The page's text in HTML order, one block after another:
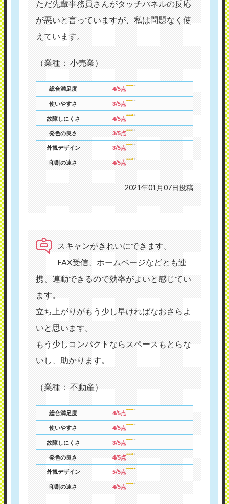
ただ先輩事務員さんがタッチパネルの反応
が悪いと言っていますが、私は問題なく使
えています。
（業種： 小売業）
総合満足度 4/5点
使いやすさ 3/5点
故障しにくさ 4/5点
発色の良さ 3/5点
外観デザイン 3/5点
印刷の速さ 4/5点
2021年01月07日投稿
スキャンがきれいにできます。
FAX受信、ホームページなどとも連
携、連動できるので効率がよいと感じてい
ます。
立ち上がりがもう少し早ければなおさらよ
いと思います。
もう少しコンパクトならスペースもとらな
いし、助かります。
（業種： 不動産）
総合満足度 4/5点
使いやすさ 4/5点
故障しにくさ 3/5点
発色の良さ 4/5点
外観デザイン 5/5点
印刷の速さ 4/5点